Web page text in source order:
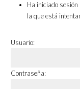
Ha iniciado
la que está
Usuario:
Contraseña: